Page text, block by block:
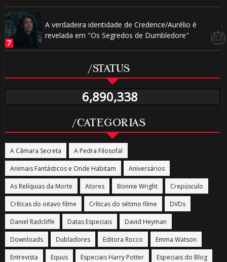
A verdadeira identidade de Credence/Aurélio é
revelada em "Os Segredos de Dumbledore"
/STATUS
6,890,338
/CATEGORIAS
A Câmara Secreta A Pedra Filosofal
Animais Fantásticos e Onde Habitam Aniversários
As Relíquias da Morte Atores Bonnie Wright Crepúsculo
Críticas do oitavo filme Críticas do sétimo filme DVDs
Daniel Radcliffe Datas Especiais David Heyman
Downloads Dubladores Editora Rocco Emma Watson
Entrevista Equus Especiais Harry Potter Especiais do Blog
🎂
⚡
⚡
🎈